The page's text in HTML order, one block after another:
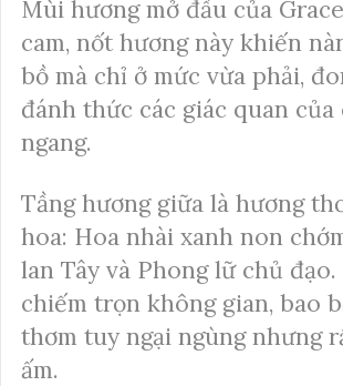
Mùi hương mở đầu của
cam, nốt hương này khiến
bồ mà chỉ ở mức vừa phải,
đánh thức các giác quan
ngang.
Tầng hương giữa là hương
hoa: Hoa nhài xanh non
lan Tây và Phong lữ chủ
chiếm trọn không gian, bao
thơm tuy ngại ngùng nhưng
ấm.